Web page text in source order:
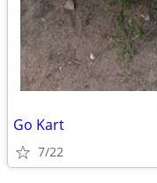
Go Kart
7/22